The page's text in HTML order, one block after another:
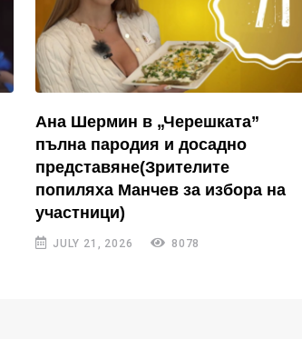
Ана Шермин в „Черешката”
пълна пародия и досадно
представяне(Зрителите
попиляха Манчев за избора на
участници)
JULY 21, 2026 8078